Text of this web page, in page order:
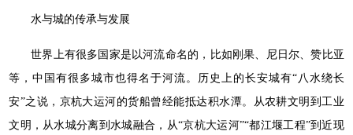
水与城的传承与发展
世界上有很多国家是以河流命名的，比如刚果、尼日尔、赞比亚
等，中国有很多城市也得名于河流。历史上的长安城有“八水绕长
安”之说，京杭大运河的货船曾经能抵达积水潭。从农耕文明到工业
文明，从水城分离到水城融合，从“京杭大运河”“都江堰工程”到近现